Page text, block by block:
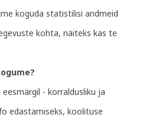
koguda statistilisi andmeid
kohta, näiteks kas te
- korraldusliku ja
edastamiseks, koolituse